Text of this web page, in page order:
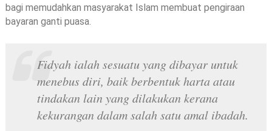
bagi memudahkan masyarakat Islam membuat pengiraan
bayaran ganti puasa.
Fidyah ialah sesuatu yang dibayar untuk
menebus diri, baik berbentuk harta atau
tindakan lain yang dilakukan kerana
kekurangan dalam salah satu amal ibadah.